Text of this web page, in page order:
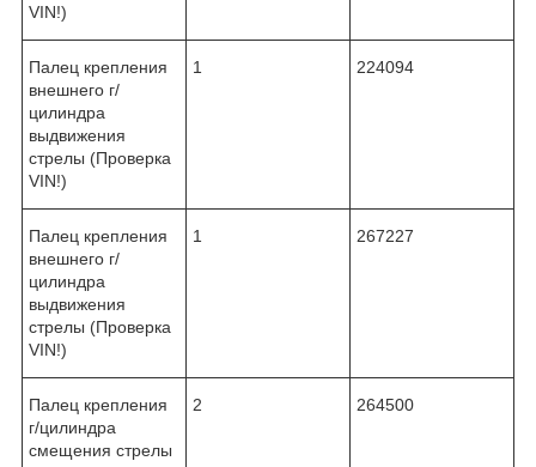
VIN!)
Палец крепления
внешнего г/
цилиндра
выдвижения
стрелы (Проверка
VIN!)
1 224094
Палец крепления
внешнего г/
цилиндра
выдвижения
стрелы (Проверка
VIN!)
1 267227
Палец крепления
г/цилиндра
смещения стрелы
2 264500